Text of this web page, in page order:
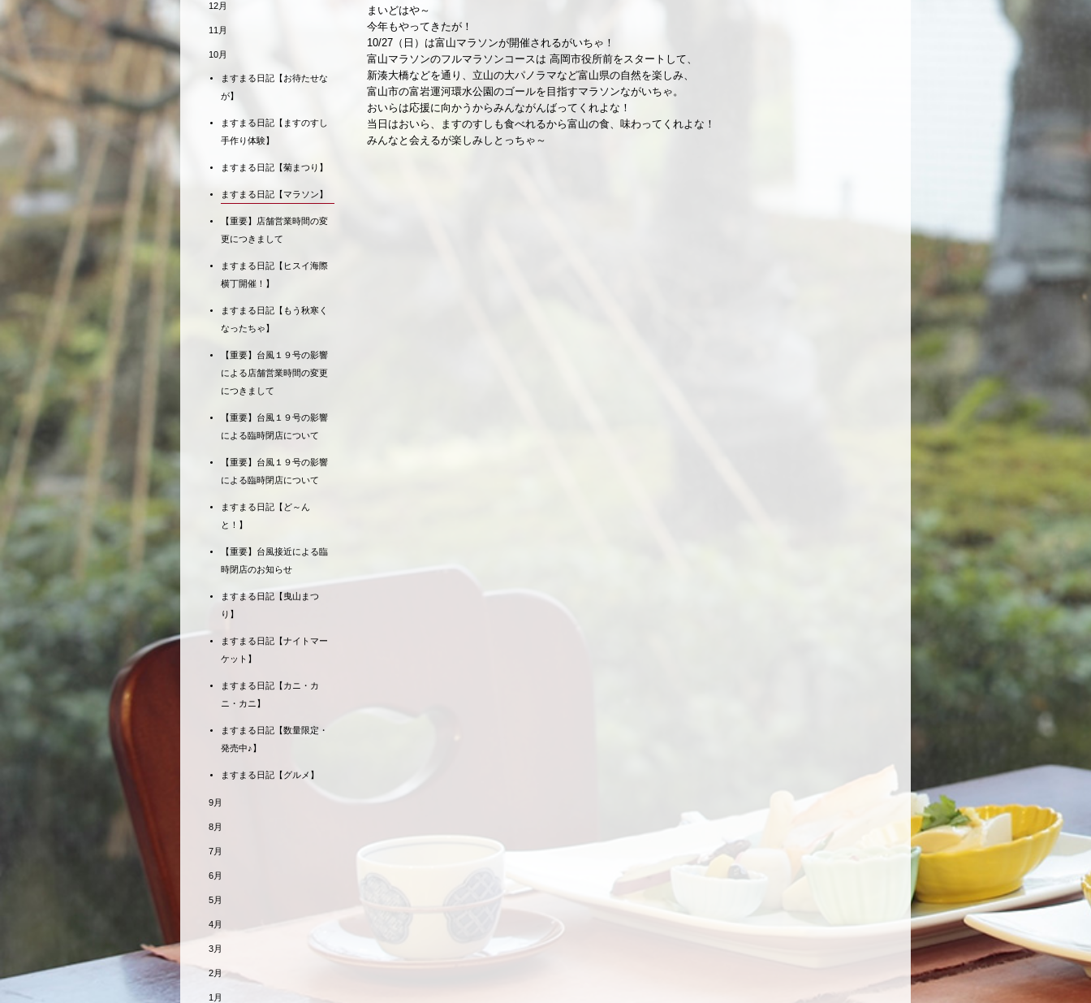
まいどはや～
今年もやってきたが！
10/27（日）は富山マラソンが開催されるがいちゃ！
富山マラソンのフルマラソンコースは 高岡市役所前をスタートして、
新湊大橋などを通り、立山の大パノラマなど富山県の自然を楽しみ、
富山市の富岩運河環水公園のゴールを目指すマラソンながいちゃ。
おいらは応援に向かうからみんながんばってくれよな！
当日はおいら、ますのすしも食べれるから富山の食、味わってくれよな！
みんなと会えるが楽しみしとっちゃ～
12月
11月
10月
ますまる日記【お待たせな
が】
ますまる日記【ますのすし
手作り体験】
ますまる日記【菊まつり】
ますまる日記【マラソン】
【重要】店舗営業時間の変
更につきまして
ますまる日記【ヒスイ海際
横丁開催！】
ますまる日記【もう秋寒く
なったちゃ】
【重要】台風１９号の影響
による店舗営業時間の変更
につきまして
【重要】台風１９号の影響
による臨時閉店について
【重要】台風１９号の影響
による臨時閉店について
ますまる日記【ど～ん
と！】
【重要】台風接近による臨
時閉店のお知らせ
ますまる日記【曳山まつ
り】
ますまる日記【ナイトマー
ケット】
ますまる日記【カニ・カ
ニ・カニ】
ますまる日記【数量限定・
発売中♪】
ますまる日記【グルメ】
9月
8月
7月
6月
5月
4月
3月
2月
1月